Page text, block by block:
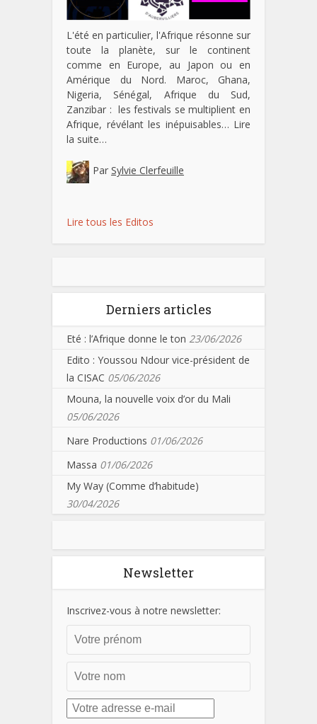
L'été en particulier, l'Afrique résonne sur
toute la planète, sur le continent
comme en Europe, au Japon ou en
Amérique du Nord. Maroc, Ghana,
Nigeria, Sénégal, Afrique du Sud,
Zanzibar : les festivals se multiplient en
Afrique, révélant les inépuisables… Lire
la suite…
Par Sylvie Clerfeuille
Lire tous les Editos
Derniers articles
Eté : l’Afrique donne le ton 23/06/2026
Edito : Youssou Ndour vice-président de
la CISAC 05/06/2026
Mouna, la nouvelle voix d’or du Mali
05/06/2026
Nare Productions 01/06/2026
Massa 01/06/2026
My Way (Comme d’habitude)
30/04/2026
Newsletter
Inscrivez-vous à notre newsletter: